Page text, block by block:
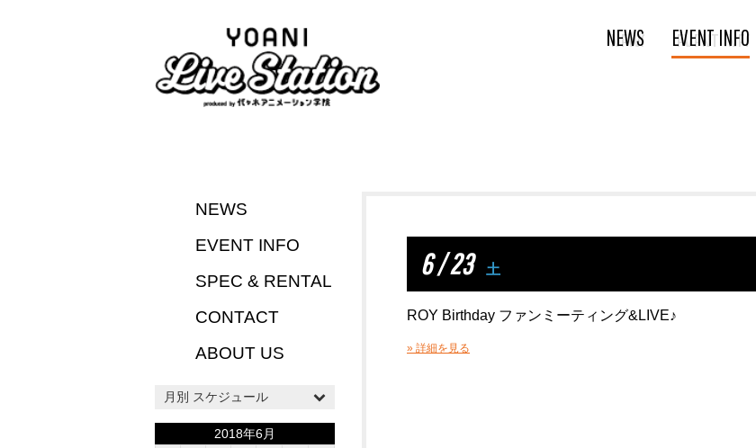
NEWS EVENT INFO
NEWS
EVENT INFO
SPEC & RENTAL
CONTACT
ABOUT US
月別 スケジュール
2018年6月
6 / 23 土
ROY Birthday ファンミーティング&LIVE♪
» 詳細を見る